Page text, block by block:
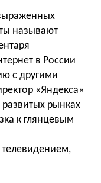
называют
в России
с другими
«Яндекса»
развитых рынках
к глянцевым